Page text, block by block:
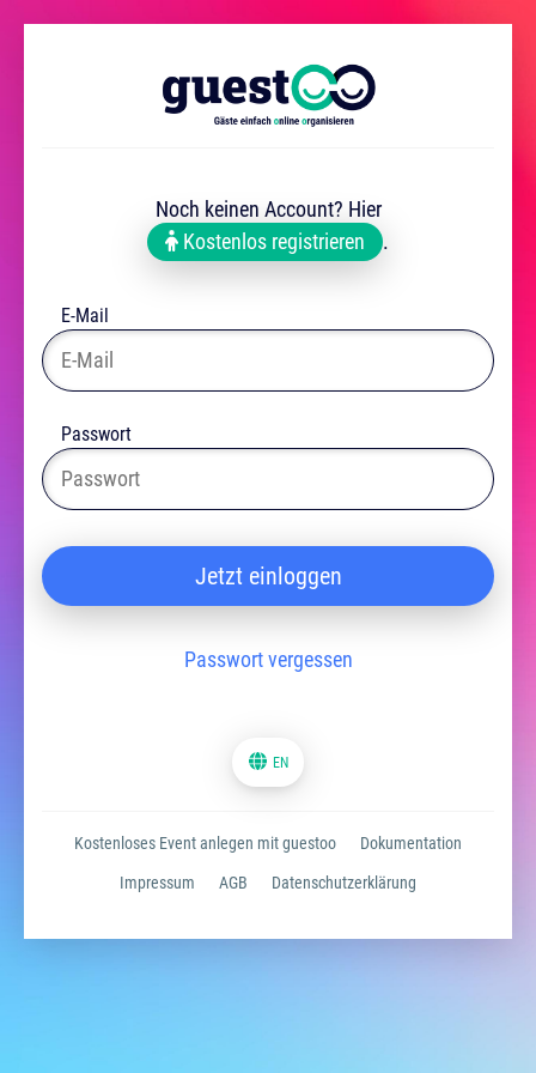
Noch keinen Account? Hier
Kostenlos registrieren
.
E-Mail
Passwort
Jetzt einloggen
Passwort vergessen
EN
Kostenloses Event anlegen mit guestoo Dokumentation
Impressum AGB Datenschutzerklärung